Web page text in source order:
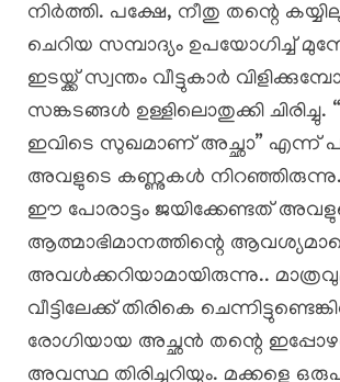
നിർത്തി. പക്ഷേ, നീതു തന്റെ
ചെറിയ സമ്പാദ്യം ഉപയോഗിച്ച്
ഇടയ്ക്ക് സ്വന്തം വീട്ടുകാർ
സങ്കടങ്ങൾ ഉള്ളിലൊതുക്കി ചിരിച്ചു.
ഇവിടെ സുഖമാണ് അച്ഛാ” എന്ന്
അവളുടെ കണ്ണുകൾ
ഈ പോരാട്ടം ജയിക്കേണ്ടത്
ആത്മാഭിമാനത്തിന്റെ
അവൾക്കറിയാമായിരുന്നു..
വീട്ടിലേക്ക് തിരികെ
രോഗിയായ അച്ഛൻ തന്റെ
അവസ്ഥ തിരിച്ചറിയും. മക്കളെ